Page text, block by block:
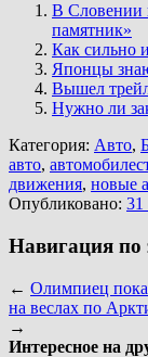
В Словении
памятник»
Как сильно
Японцы
Вышел
Нужно ли
Категория: Авто,
авто,
движения, новые
Опубликовано: 31
Навигация по
← Олимпиец
на веслах по
→
Интересное на